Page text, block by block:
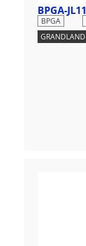
BPGA-JL11
BPGA
GRANDLAND